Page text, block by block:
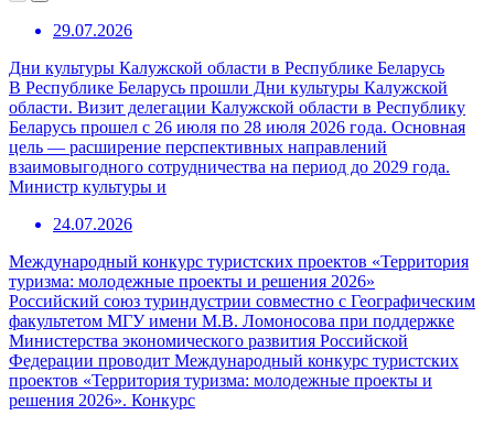
29.07.2026
Дни культуры Калужской области в Республике Беларусь
В Республике Беларусь прошли Дни культуры Калужской
области. Визит делегации Калужской области в Республику
Беларусь прошел с 26 июля по 28 июля 2026 года. Основная
цель — расширение перспективных направлений
взаимовыгодного сотрудничества на период до 2029 года.
Министр культуры и
24.07.2026
Международный конкурс туристских проектов «Территория
туризма: молодежные проекты и решения 2026»
Российский союз туриндустрии совместно с Географическим
факультетом МГУ имени М.В. Ломоносова при поддержке
Министерства экономического развития Российской
Федерации проводит Международный конкурс туристских
проектов «Территория туризма: молодежные проекты и
решения 2026». Конкурс